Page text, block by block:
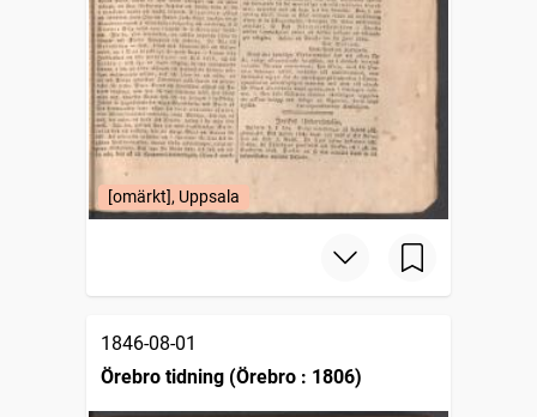
[omärkt], Uppsala
1846-08-01
Örebro tidning (Örebro : 1806)